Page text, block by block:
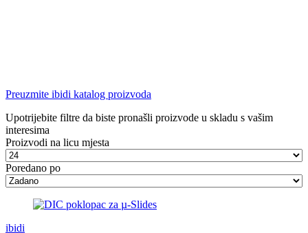
Preuzmite ibidi katalog proizvoda
Upotrijebite filtre da biste pronašli proizvode u skladu s vašim
interesima
Proizvodi na licu mjesta
Poredano po
ibidi